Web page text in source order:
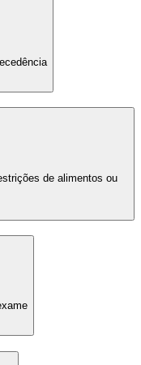
de alimentos ou